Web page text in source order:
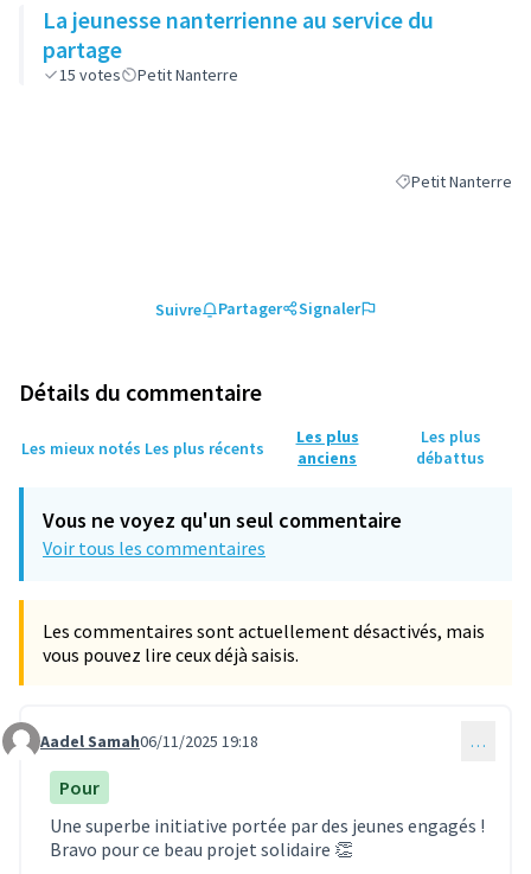
La jeunesse nanterrienne au service du
partage
15 votes Petit Nanterre
Filtrer les
Petit Nanterre
Suivre Partager Signaler
Détails du commentaire
Les mieux notés Les plus récents
Les plus
anciens
Les plus
débattus
Vous ne voyez qu'un seul commentaire
Voir tous les commentaires
Les commentaires sont actuellement désactivés, mais
vous pouvez lire ceux déjà saisis.
Commentaire 2175
Aadel Samah06/11/2025 19:18 …
Pour
Une superbe initiative portée par des jeunes engagés !
Bravo pour ce beau projet solidaire 👏